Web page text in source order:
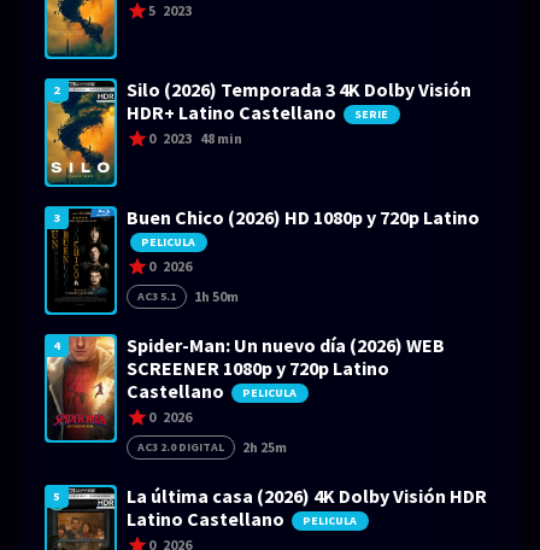
5 2023
2
Silo (2026) Temporada 3 4K Dolby Visión
HDR+ Latino Castellano
SERIE
0 2023 48 min
3 Buen Chico (2026) HD 1080p y 720p Latino
PELICULA
0 2026
AC3 5.1 1h 50m
4
Spider-Man: Un nuevo día (2026) WEB
SCREENER 1080p y 720p Latino
Castellano
PELICULA
0 2026
AC3 2.0 DIGITAL 2h 25m
5
La última casa (2026) 4K Dolby Visión HDR
Latino Castellano
PELICULA
0 2026